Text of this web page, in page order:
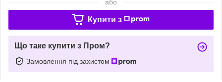
або
Купити з
Що таке купити з Пром?
Замовлення під захистом